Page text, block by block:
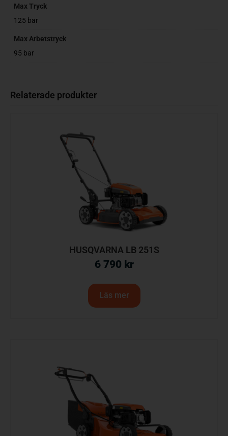
Max Tryck
125 bar
Max Arbetstryck
95 bar
Relaterade produkter
HUSQVARNA LB 251S
6 790 kr
Läs mer